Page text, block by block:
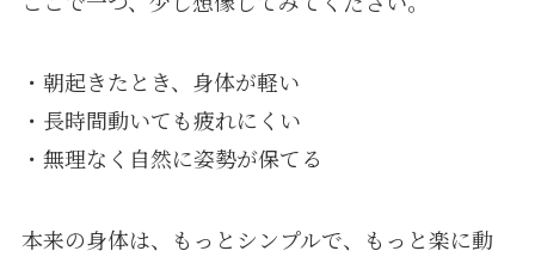
・朝起きたとき、身体が軽い
・長時間動いても疲れにくい
・無理なく自然に姿勢が保てる
本来の身体は、もっとシンプルで、もっと楽に動